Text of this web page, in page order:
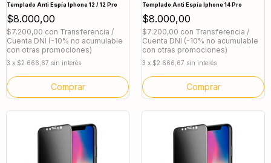
Templado Anti Espía Iphone 12 / 12 Pro
$8.000,00
$7.200,00 con Transferencia /
Cuenta DNI (-10% no acumulable
con otras promociones)
3 x $2.666,67 sin interés
Templado Anti Espía Iphone 14 Pro
$8.000,00
$7.200,00 con Transferencia /
Cuenta DNI (-10% no acumulable
con otras promociones)
3 x $2.666,67 sin interés